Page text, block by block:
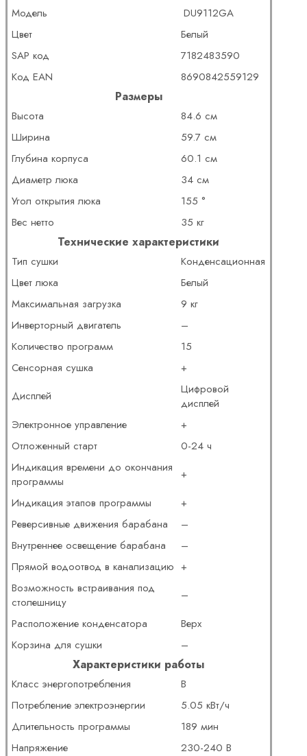
Модель
DU9112GA
Цвет
Белый
SAP код
7182483590
Код EAN
8690842559129
Размеры
Высота
84.6 см
Ширина
59.7 см
Глубина корпуса
60.1 см
Диаметр люка
34 см
Угол открытия люка
155 °
Вес нетто
35 кг
Технические характеристики
Тип сушки
Конденсационная
Цвет люка
Белый
Максимальная загрузка
9 кг
Инверторный двигатель
–
Количество программ
15
Сенсорная сушка
+
Дисплей
Цифровой
дисплей
Электронное управление
+
Отложенный старт
0-24 ч
Индикация времени до окончания
программы
+
Индикация этапов программы
+
Реверсивные движения барабана
–
Внутреннее освещение барабана
–
Прямой водоотвод в канализацию +
Возможность встраивания под
столешницу
–
Расположение конденсатора
Верх
Корзина для сушки
–
Характеристики работы
Класс энергопотребления
B
Потребление электроэнергии
5.05 кВт/ч
Длительность программы
189 мин
Напряжение
230-240 В